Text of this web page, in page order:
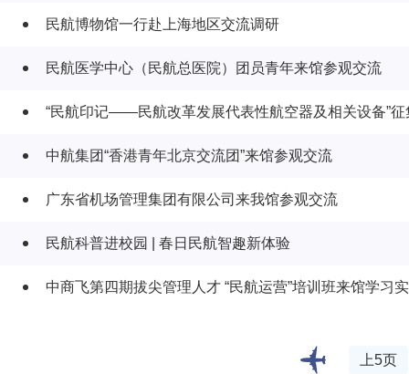
民航博物馆一行赴上海地区交流调研
民航医学中心（民航总医院）团员青年来馆参观交流
“民航印记——民航改革发展代表性航空器及相关设备”
中航集团“香港青年北京交流团”来馆参观交流
广东省机场管理集团有限公司来我馆参观交流
民航科普进校园 | 春日民航智趣新体验
中商飞第四期拔尖管理人才 “民航运营”培训班来馆学习
上5页